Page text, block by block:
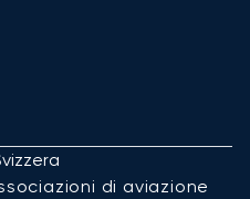
di aviazione